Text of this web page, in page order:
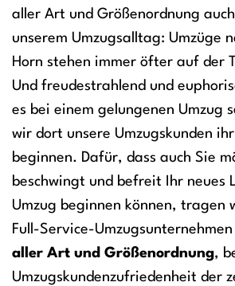
aller Art und Größenordnung
unserem Umzugsalltag: Umzüge
Horn stehen immer öfter auf der
Und freudestrahlend und
es bei einem gelungenen Umzug
wir dort unsere Umzugskunden
beginnen. Dafür, dass auch Sie
beschwingt und befreit Ihr neues
Umzug beginnen können, tragen
Full-Service-
aller Art und Größenordnung,
Umzugskundenzufriedenheit der